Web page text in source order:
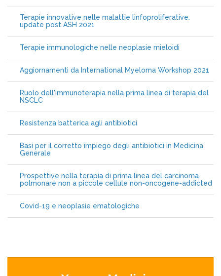
Terapie innovative nelle malattie linfoproliferative:
update post ASH 2021
Terapie immunologiche nelle neoplasie mieloidi
Aggiornamenti da International Myeloma Workshop 2021
Ruolo dell'immunoterapia nella prima linea di terapia del
NSCLC
Resistenza batterica agli antibiotici
Basi per il corretto impiego degli antibiotici in Medicina
Generale
Prospettive nella terapia di prima linea del carcinoma
polmonare non a piccole cellule non-oncogene-addicted
Covid-19 e neoplasie ematologiche